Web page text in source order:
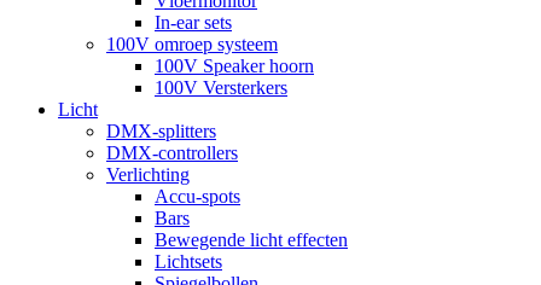
In-ear sets
100V omroep systeem
100V Speaker hoorn
100V Versterkers
Licht
DMX-splitters
DMX-controllers
Verlichting
Accu-spots
Bars
Bewegende licht effecten
Lichtsets